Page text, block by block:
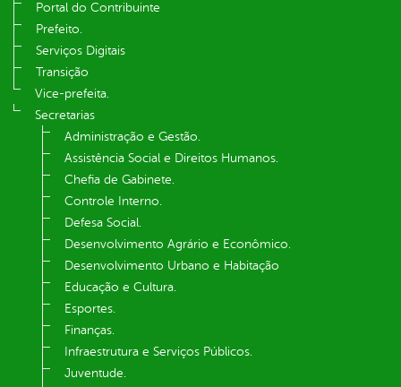
Portal do Contribuinte
Prefeito.
Serviços Digitais
Transição
Vice-prefeita.
Secretarias
Administração e Gestão.
Assistência Social e Direitos Humanos.
Chefia de Gabinete.
Controle Interno.
Defesa Social.
Desenvolvimento Agrário e Econômico.
Desenvolvimento Urbano e Habitação
Educação e Cultura.
Esportes.
Finanças.
Infraestrutura e Serviços Públicos.
Juventude.